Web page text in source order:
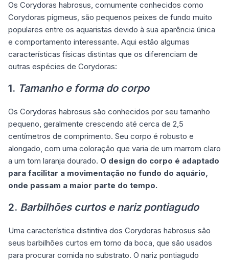
Os Corydoras habrosus, comumente conhecidos como
Corydoras pigmeus, são pequenos peixes de fundo muito
populares entre os aquaristas devido à sua aparência única
e comportamento interessante. Aqui estão algumas
características físicas distintas que os diferenciam de
outras espécies de Corydoras:
1. Tamanho e forma do corpo
Os Corydoras habrosus são conhecidos por seu tamanho
pequeno, geralmente crescendo até cerca de 2,5
centímetros de comprimento. Seu corpo é robusto e
alongado, com uma coloração que varia de um marrom claro
a um tom laranja dourado. O design do corpo é adaptado
para facilitar a movimentação no fundo do aquário,
onde passam a maior parte do tempo.
2. Barbilhões curtos e nariz pontiagudo
Uma característica distintiva dos Corydoras habrosus são
seus barbilhões curtos em torno da boca, que são usados
para procurar comida no substrato. O nariz pontiagudo